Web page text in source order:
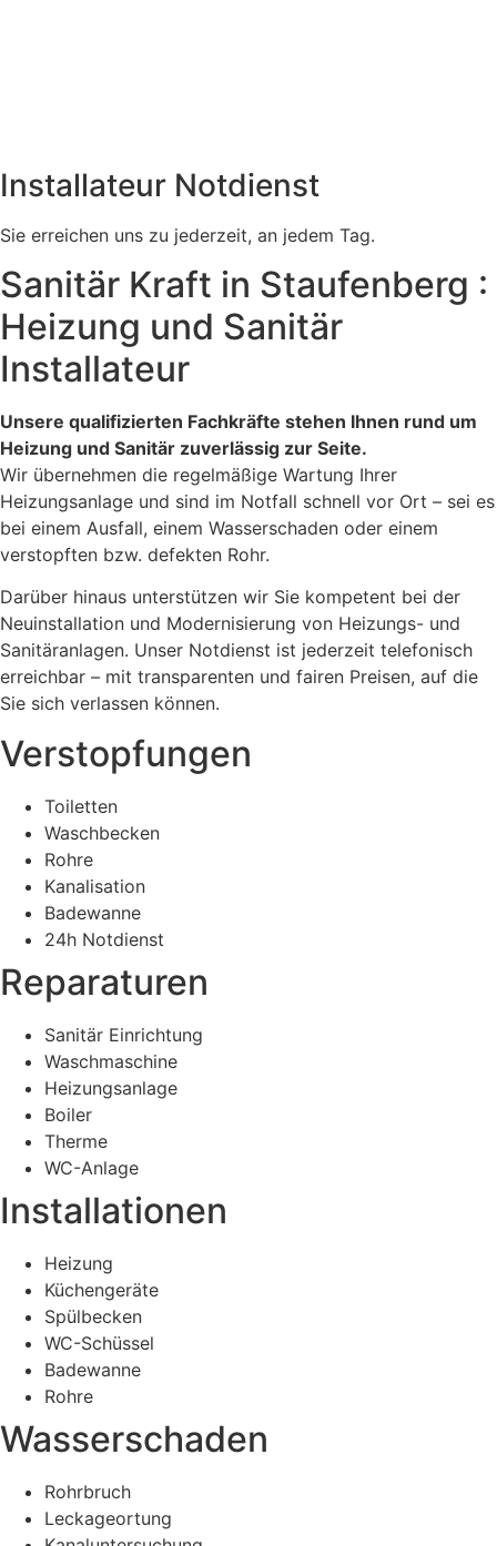
Installateur Notdienst
Sie erreichen uns zu jederzeit, an jedem Tag.
Sanitär Kraft in Staufenberg :
Heizung und Sanitär
Installateur
Unsere qualifizierten Fachkräfte stehen Ihnen rund um
Heizung und Sanitär zuverlässig zur Seite.
Wir übernehmen die regelmäßige Wartung Ihrer
Heizungsanlage und sind im Notfall schnell vor Ort – sei es
bei einem Ausfall, einem Wasserschaden oder einem
verstopften bzw. defekten Rohr.
Darüber hinaus unterstützen wir Sie kompetent bei der
Neuinstallation und Modernisierung von Heizungs- und
Sanitäranlagen. Unser Notdienst ist jederzeit telefonisch
erreichbar – mit transparenten und fairen Preisen, auf die
Sie sich verlassen können.
Verstopfungen
Toiletten
Waschbecken
Rohre
Kanalisation
Badewanne
24h Notdienst
Reparaturen
Sanitär Einrichtung
Waschmaschine
Heizungsanlage
Boiler
Therme
WC-Anlage
Installationen
Heizung
Küchengeräte
Spülbecken
WC-Schüssel
Badewanne
Rohre
Wasserschaden
Rohrbruch
Leckageortung